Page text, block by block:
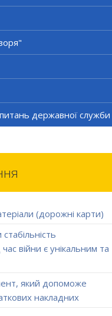
державної служби
(дорожні карти)
війни є унікальним та
який допоможе
накладних